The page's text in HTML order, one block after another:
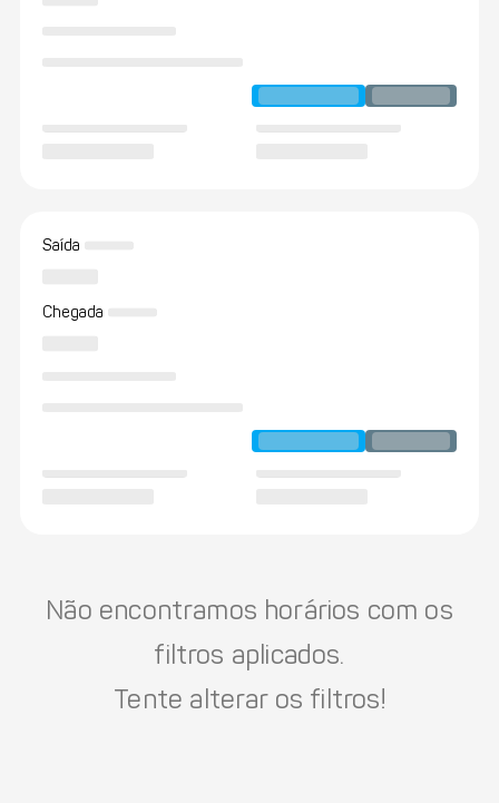
Saída
Chegada
Não encontramos horários com os
filtros aplicados.
Tente alterar os filtros!